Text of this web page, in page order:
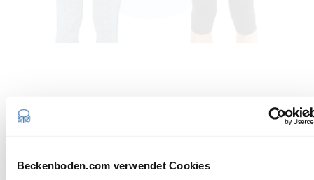
Beckenboden.com verwendet Cookies
Unser interdisziplinäres Team – deine
neue Community
PhysiotherapeutInnen und Trainerinnen bereichern unser